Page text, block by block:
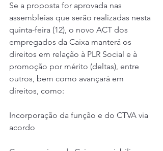
Se a proposta for aprovada nas
assembleias que serão realizadas nesta
quinta-feira (12), o novo ACT dos
empregados da Caixa manterá os
direitos em relação à PLR Social e à
promoção por mérito (deltas), entre
outros, bem como avançará em
direitos, como:
Incorporação da função e do CTVA via
acordo